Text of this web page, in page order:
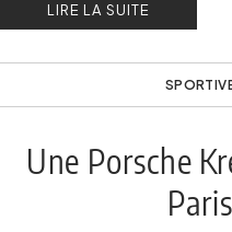
collaboration avec le team
LIRE LA SUITE
Une Porsche
Paris